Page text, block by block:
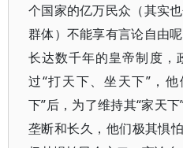
个国家的亿万民众（其实
群体）不能享有言论自由
长达数千年的皇帝制度，
过“打天下、坐天下”，
下”后，为了维持其“家天下
垄断和长久，他们极其惧